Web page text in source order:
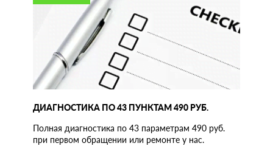
ДИАГНОСТИКА ПО 43 ПУНКТАМ 490 РУБ.
Полная диагностика по 43 параметрам 490 руб.
при первом обращении или ремонте у нас.